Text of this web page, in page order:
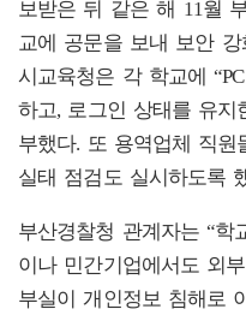
보받은 뒤 같은 해 11월
교에 공문을 보내 보안
시교육청은 각 학교에
하고, 로그인 상태를 유
부했다. 또 용역업체 직
실태 점검도 실시하도록
부산경찰청 관계자는 “학
이나 민간기업에서도 외
부실이 개인정보 침해로